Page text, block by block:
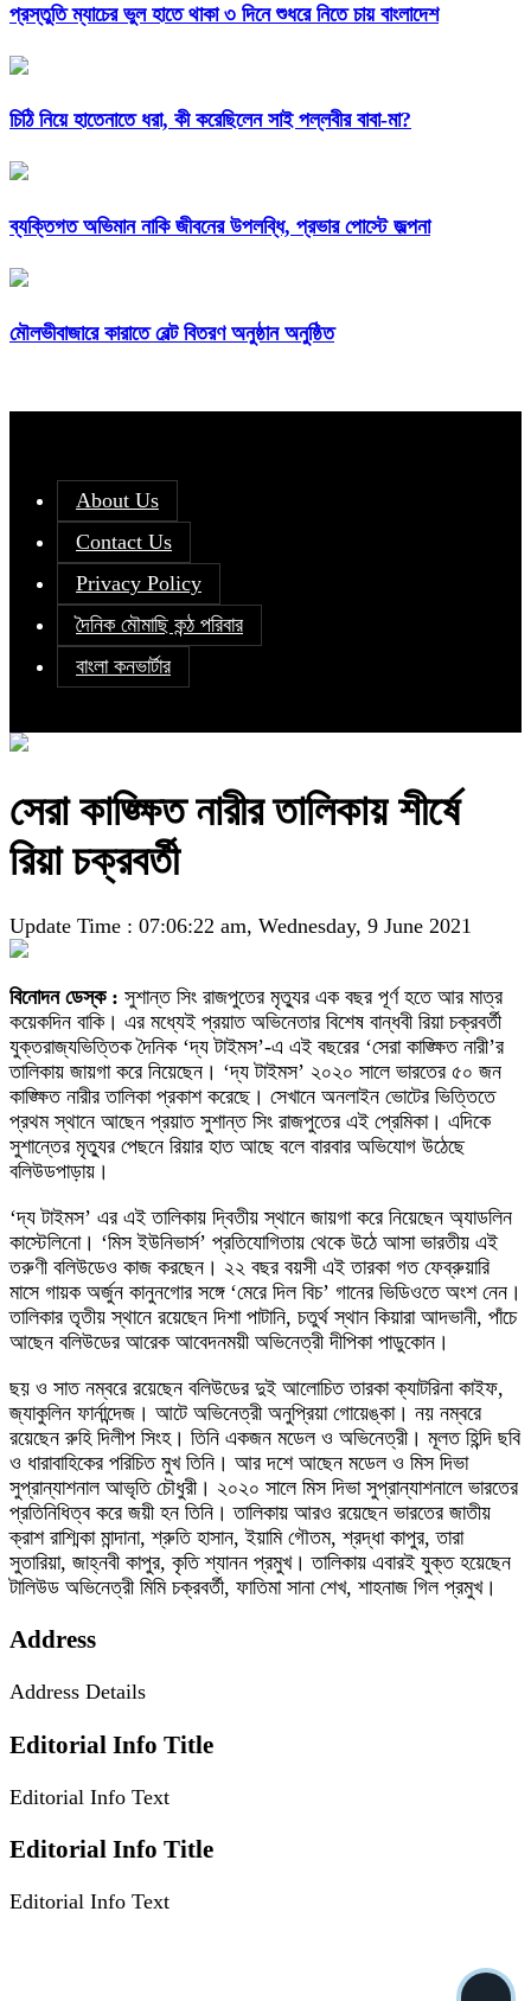
প্রস্তুতি ম্যাচের ভুল হাতে থাকা ৩ দিনে শুধরে নিতে চায় বাংলাদেশ
চিঠি নিয়ে হাতেনাতে ধরা, কী করেছিলেন সাই পল্লবীর বাবা-মা?
ব্যক্তিগত অভিমান নাকি জীবনের উপলব্ধি, প্রভার পোস্টে জল্পনা
মৌলভীবাজারে কারাতে বেল্ট বিতরণ অনুষ্ঠান অনুষ্ঠিত
About Us
Contact Us
Privacy Policy
দৈনিক মৌমাছি কন্ঠ পরিবার
বাংলা কনভার্টার
সেরা কাঙ্ক্ষিত নারীর তালিকায় শীর্ষে
রিয়া চক্রবর্তী
Update Time : 07:06:22 am, Wednesday, 9 June 2021
বিনোদন ডেস্ক : সুশান্ত সিং রাজপুতের মৃত্যুর এক বছর পূর্ণ হতে আর মাত্র
কয়েকদিন বাকি। এর মধ্যেই প্রয়াত অভিনেতার বিশেষ বান্ধবী রিয়া চক্রবর্তী
যুক্তরাজ্যভিত্তিক দৈনিক ‘দ্য টাইমস’-এ এই বছরের ‘সেরা কাঙ্ক্ষিত নারী’র
তালিকায় জায়গা করে নিয়েছেন। ‘দ্য টাইমস’ ২০২০ সালে ভারতের ৫০ জন
কাঙ্ক্ষিত নারীর তালিকা প্রকাশ করেছে। সেখানে অনলাইন ভোটের ভিত্তিতে
প্রথম স্থানে আছেন প্রয়াত সুশান্ত সিং রাজপুতের এই প্রেমিকা। এদিকে
সুশান্তের মৃত্যুর পেছনে রিয়ার হাত আছে বলে বারবার অভিযোগ উঠেছে
বলিউডপাড়ায়।
‘দ্য টাইমস’ এর এই তালিকায় দ্বিতীয় স্থানে জায়গা করে নিয়েছেন অ্যাডলিন
কাস্টেলিনো। ‘মিস ইউনিভার্স’ প্রতিযোগিতায় থেকে উঠে আসা ভারতীয় এই
তরুণী বলিউডেও কাজ করছেন। ২২ বছর বয়সী এই তারকা গত ফেব্রুয়ারি
মাসে গায়ক অর্জুন কানুনগোর সঙ্গে ‘মেরে দিল বিচ’ গানের ভিডিওতে অংশ নেন।
তালিকার তৃতীয় স্থানে রয়েছেন দিশা পাটানি, চতুর্থ স্থান কিয়ারা আদভানী, পাঁচে
আছেন বলিউডের আরেক আবেদনময়ী অভিনেত্রী দীপিকা পাডুকোন।
ছয় ও সাত নম্বরে রয়েছেন বলিউডের দুই আলোচিত তারকা ক্যাটরিনা কাইফ,
জ্যাকুলিন ফার্নান্দেজ। আটে অভিনেত্রী অনুপ্রিয়া গোয়েঙ্কা। নয় নম্বরে
রয়েছেন রুহি দিলীপ সিংহ। তিনি একজন মডেল ও অভিনেত্রী। মূলত হিন্দি ছবি
ও ধারাবাহিকের পরিচিত মুখ তিনি। আর দশে আছেন মডেল ও মিস দিভা
সুপ্রান্যাশনাল আভৃতি চৌধুরী। ২০২০ সালে মিস দিভা সুপ্রান্যাশনালে ভারতের
প্রতিনিধিত্ব করে জয়ী হন তিনি। তালিকায় আরও রয়েছেন ভারতের জাতীয়
ক্রাশ রাশ্মিকা মান্দানা, শ্রুতি হাসান, ইয়ামি গৌতম, শ্রদ্ধা কাপুর, তারা
সুতারিয়া, জাহ্নবী কাপুর, কৃতি শ্যানন প্রমুখ। তালিকায় এবারই যুক্ত হয়েছেন
টালিউড অভিনেত্রী মিমি চক্রবর্তী, ফাতিমা সানা শেখ, শাহনাজ গিল প্রমুখ।
Address
Address Details
Editorial Info Title
Editorial Info Text
Editorial Info Title
Editorial Info Text